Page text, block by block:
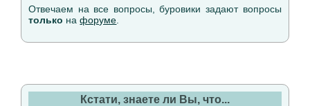
Отвечаем на все вопросы, буровики задают вопросы
только нафоруме
Кстати, знаете ли Вы, что...